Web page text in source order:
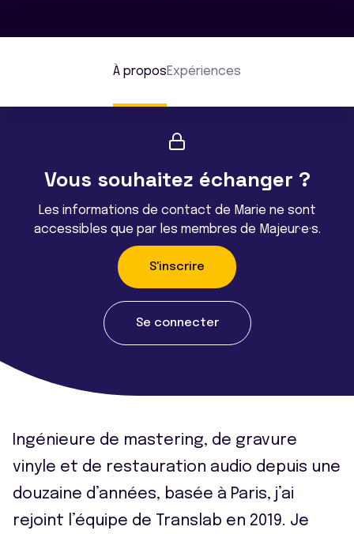
À proposExpériences
Vous souhaitez échanger ?
Les informations de contact de Marie ne sont
accessibles que par les membres de Majeur·e·s.
S'inscrire
Se connecter
Ingénieure de mastering, de gravure
vinyle et de restauration audio depuis une
douzaine d’années, basée à Paris, j’ai
rejoint l’équipe de Translab en 2019. Je